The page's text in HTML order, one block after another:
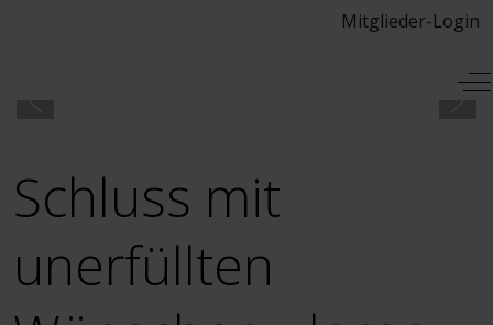
Mitglieder-Login
Schluss mit
unerfüllten